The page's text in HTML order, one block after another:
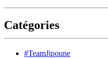
Catégories
#TeamJipoune